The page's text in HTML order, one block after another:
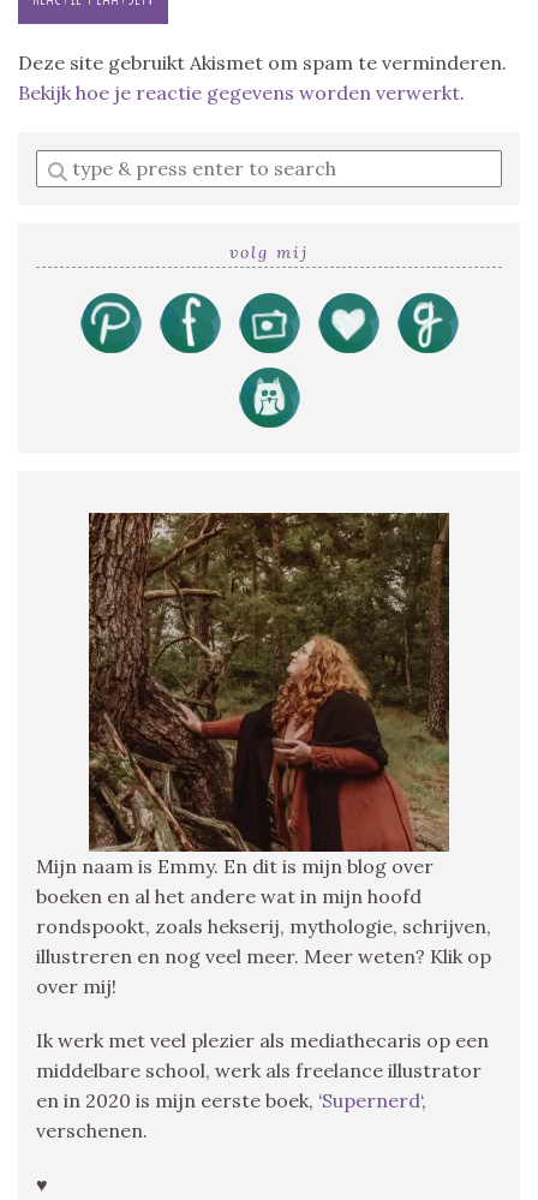
Deze site gebruikt Akismet om spam te verminderen.
Bekijk hoe je reactie gegevens worden verwerkt.
Enter
a
volg mij
Mijn naam is Emmy. En dit is mijn blog over
boeken en al het andere wat in mijn hoofd
rondspookt, zoals hekserij, mythologie, schrijven,
illustreren en nog veel meer. Meer weten? Klik op
over mij!
Ik werk met veel plezier als mediathecaris op een
middelbare school, werk als freelance illustrator
en in 2020 is mijn eerste boek, ‘Supernerd‘,
verschenen.
♥